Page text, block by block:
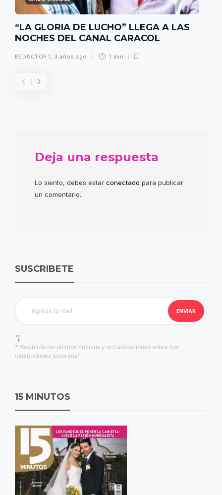
“LA GLORIA DE LUCHO” LLEGA A LAS
NOCHES DEL CANAL CARACOL
REDACTOR 1, 3 años ago 1 min
Deja una respuesta
Lo siento, debes estar conectado para publicar
un comentario.
SUSCRIBETE
"]
* Recibirás las últimas noticias y actualizaciones sobre tus
celebridades favoritas!
15 MINUTOS